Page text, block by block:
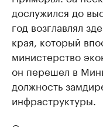
дослужился до
год возглавлял
края, который
министерство
он перешел в
должность
инфраструктуры.